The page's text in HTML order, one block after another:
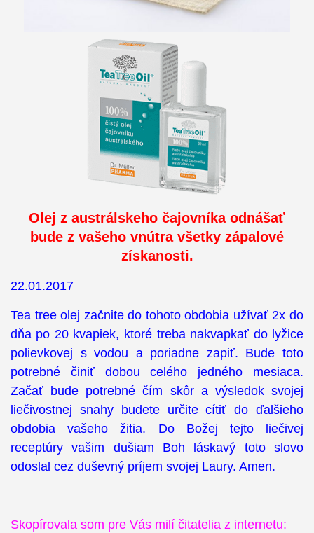
Olej z austrálskeho čajovníka odnášať
bude z vašeho vnútra všetky zápalové
získanosti.
22.01.2017
Tea tree olej začnite do tohoto obdobia užívať 2x do
dňa po 20 kvapiek, ktoré treba nakvapkať do lyžice
polievkovej s vodou a poriadne zapiť. Bude toto
potrebné činiť dobou celého jedného mesiaca.
Začať bude potrebné čím skôr a výsledok svojej
liečivostnej snahy budete určite cítiť do ďalšieho
obdobia vašeho žitia. Do Božej tejto liečivej
receptúry vašim dušiam Boh láskavý toto slovo
odoslal cez duševný príjem svojej Laury. Amen.
Skopírovala som pre Vás milí čitatelia z internetu: